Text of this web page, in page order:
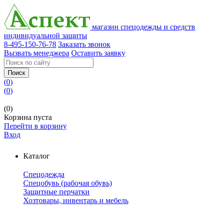
магазин спецодежды и средств
индивидуальной защиты
8-495-150-76-78 Заказать звонок
Вызвать менеджера Оставить заявку
Поиск
(0)
(0)
(0)
Корзина пуста
Перейти в корзину
Вход
Каталог
Спецодежда
Спецобувь (рабочая обувь)
Защитные перчатки
Хозтовары, инвентарь и мебель